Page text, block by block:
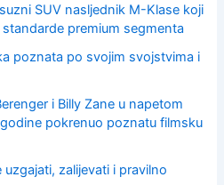
SUV nasljednik M-Klase koji
premium segmenta
poznata po svojim svojstvima i
i Billy Zane u napetom
pokrenuo poznatu filmsku
zalijevati i pravilno